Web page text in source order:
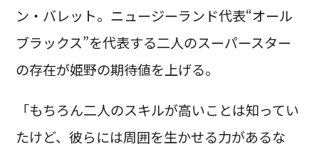
ン・バレット。ニュージーランド代表“オール
ブラックス”を代表する二人のスーパースター
の存在が姫野の期待値を上げる。
「もちろん二人のスキルが高いことは知ってい
たけど、彼らには周囲を生かせる力があるな